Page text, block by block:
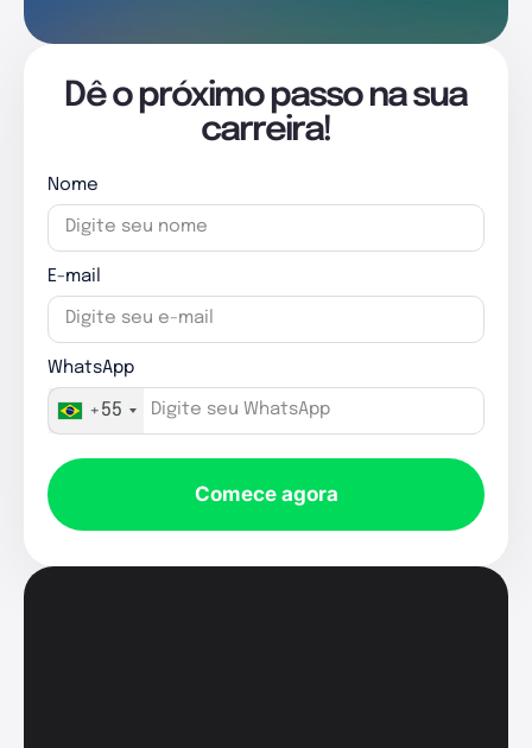
Dê o próximo passo na sua
carreira!
Nome
E-mail
WhatsApp
+55
Comece agora